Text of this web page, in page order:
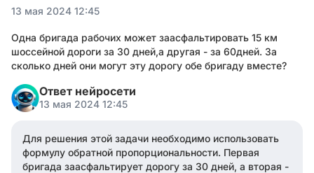
13 мая 2024 12:45
Одна бригада рабочих может заасфальтировать 15 км
шоссейной дороги за 30 дней,а другая - за 60дней. За
сколько дней они могут эту дорогу обе бригаду вместе?
Ответ нейросети
13 мая 2024 12:45
Для решения этой задачи необходимо использовать
формулу обратной пропорциональности. Первая
бригада заасфальтирует дорогу за 30 дней, а вторая -